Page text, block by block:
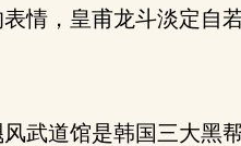
情，皇甫龙斗淡定自若
武道馆是韩国三大黑